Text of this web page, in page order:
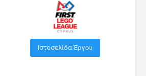
Ιστοσελίδα Έργου